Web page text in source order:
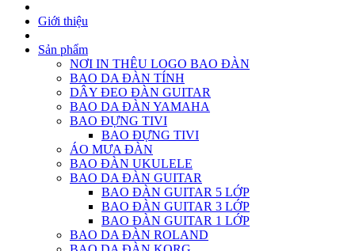
Giới thiệu
Sản phẩm
NƠI IN THÊU LOGO BAO ĐÀN
BAO DA ĐÀN TÍNH
DÂY ĐEO ĐÀN GUITAR
BAO DA ĐÀN YAMAHA
BAO ĐỰNG TIVI
BAO ĐỰNG TIVI
ÁO MƯA ĐÀN
BAO ĐÀN UKULELE
BAO DA ĐÀN GUITAR
BAO ĐÀN GUITAR 5 LỚP
BAO ĐÀN GUITAR 3 LỚP
BAO ĐÀN GUITAR 1 LỚP
BAO DA ĐÀN ROLAND